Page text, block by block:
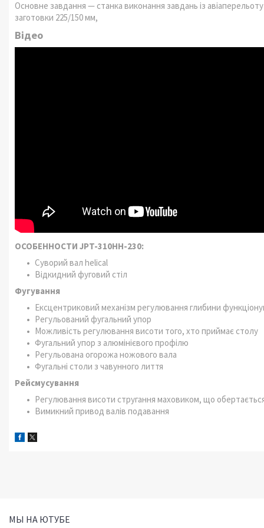
Основне завдання — станка виконання завдань із
заготовки 225/150 мм,
Відео
ОСОБЕННОСТИ JPT-310HH-230:
Суворий вал helical
Відкидний фуговий стіл
Фугування
Ексцентриковий механізм регулювання глибини
Регульований фугальний упор
Можливість регулювання висоти того, хто приймає столу
Фугальний упор з алюмінієвого профілю
Регульована огорожа ножового вала
Фугальні столи з чавунного лиття
Рейсмусування
Регулювання висоти стругання маховиком, що
Вимикний привод валів подавання
МЫ НА ЮТУБЕ